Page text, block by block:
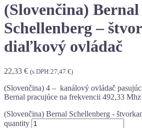
(Slovenčina) Bernal
Schellenberg –
diaľkový ovládač
22,33 € (s DPH:27,47 €)
(Slovenčina) 4 – kanálový ovládač
Bernal pracujúce na frekvencii 492,33 Mhz
(Slovenčina) Bernal Schellenberg -
quantity